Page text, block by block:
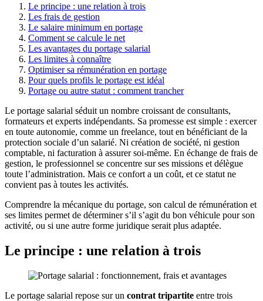
Le principe : une relation à trois
Les frais de gestion
Le salaire minimum en portage
Comment se calcule le net
Les avantages du portage salarial
Les limites à connaître
Optimiser sa rémunération en portage
Pour quels profils le portage est idéal
Portage ou autre statut : comment trancher
Le portage salarial séduit un nombre croissant de consultants,
formateurs et experts indépendants. Sa promesse est simple : exercer
en toute autonomie, comme un freelance, tout en bénéficiant de la
protection sociale d’un salarié. Ni création de société, ni gestion
comptable, ni facturation à assurer soi-même. En échange de frais de
gestion, le professionnel se concentre sur ses missions et délègue
toute l’administration. Mais ce confort a un coût, et ce statut ne
convient pas à toutes les activités.
Comprendre la mécanique du portage, son calcul de rémunération et
ses limites permet de déterminer s’il s’agit du bon véhicule pour son
activité, ou si une autre forme juridique serait plus adaptée.
Le principe : une relation à trois
Le portage salarial repose sur un contrat tripartite entre trois